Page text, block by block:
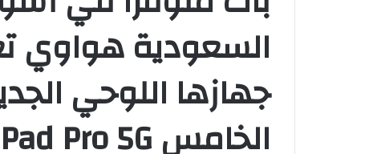
السعودية هواوي
جهازها اللوحي